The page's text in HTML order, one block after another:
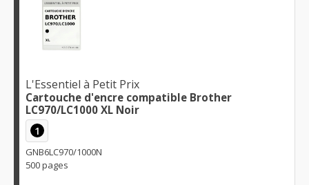
L'Essentiel à Petit Prix
Cartouche d'encre compatible Brother
LC970/LC1000 XL Noir
1
GNB6LC970/1000N
500 pages